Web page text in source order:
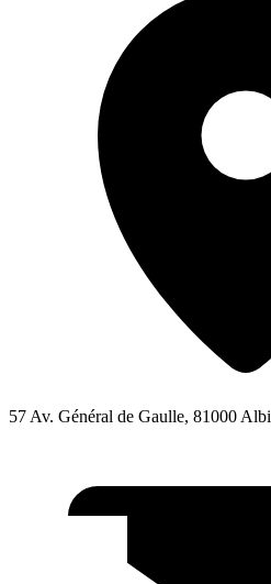
57 Av. Général de Gaulle, 81000 Albi